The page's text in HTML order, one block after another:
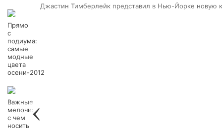
Прямо
с
подиума:
самые
модные
цвета
осени-2012
Важные
мелочи:
с чем
носить
Джастин Тимберлейк представил в Нью-Йорке новую